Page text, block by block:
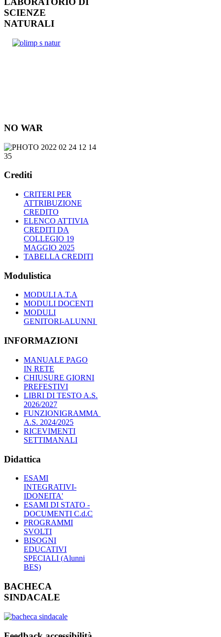
SCIENZE
NATURALI
NO WAR
Crediti
CRITERI PER
ATTRIBUZIONE
CREDITO
ELENCO ATTIVIA
CREDITI DA
COLLEGIO 19
MAGGIO 2025
TABELLA CREDITI
Modulistica
MODULI A.T.A
MODULI DOCENTI
MODULI
GENITORI-ALUNNI
INFORMAZIONI
MANUALE PAGO
IN RETE
CHIUSURE GIORNI
PREFESTIVI
LIBRI DI TESTO A.S.
2026/2027
FUNZIONIGRAMMA
A.S. 2024/2025
RICEVIMENTI
SETTIMANALI
Didattica
ESAMI
INTEGRATIVI-
IDONEITA'
ESAMI DI STATO -
DOCUMENTI C.d.C
PROGRAMMI
SVOLTI
BISOGNI
EDUCATIVI
SPECIALI (Alunni
BES)
BACHECA
SINDACALE